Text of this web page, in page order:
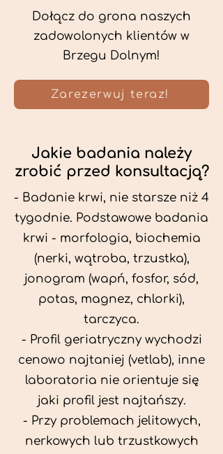
Dołącz do grona naszych
zadowolonych klientów w
Brzegu Dolnym!
Zarezerwuj teraz!
Jakie badania należy
zrobić przed konsultacją?
- Badanie krwi, nie starsze niż 4
tygodnie. Podstawowe badania
krwi - morfologia, biochemia
(nerki, wątroba, trzustka),
jonogram (wapń, fosfor, sód,
potas, magnez, chlorki),
tarczyca.
- Profil geriatryczny wychodzi
cenowo najtaniej (vetlab), inne
laboratoria nie orientuje się
jaki profil jest najtańszy.
- Przy problemach jelitowych,
nerkowych lub trzustkowych